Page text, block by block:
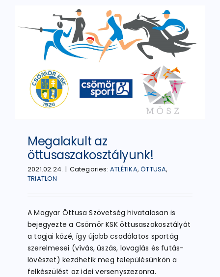
Megalakult az
öttusaszakosztályunk!
2021.02.24. | Categories:ATLÉTIKA,ÖTTUSA,
TRIATLON
A Magyar Öttusa Szövetség hivatalosan is
bejegyezte a Csömör KSK öttusaszakosztályát
a tagjai közé, így újabb csodálatos sportág
szerelmesei (vívás, úszás, lovaglás és futás-
lövészet) kezdhetik meg településünkön a
felkészülést az idei versenyszezonra.